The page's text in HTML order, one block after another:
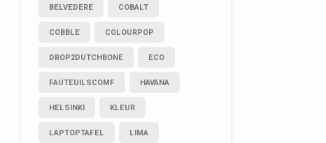
BELVEDERE COBALT
COBBLE COLOURPOP
DROP2DUTCHBONE ECO
FAUTEUILSCOMF HAVANA
HELSINKI KLEUR
LAPTOPTAFEL LIMA